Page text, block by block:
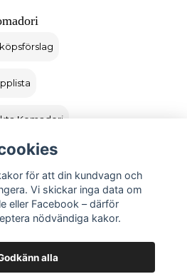
Komadori
för att din kundvagn och
Vi skickar inga data om
eller Facebook – därför
nödvändiga kakor.
alla